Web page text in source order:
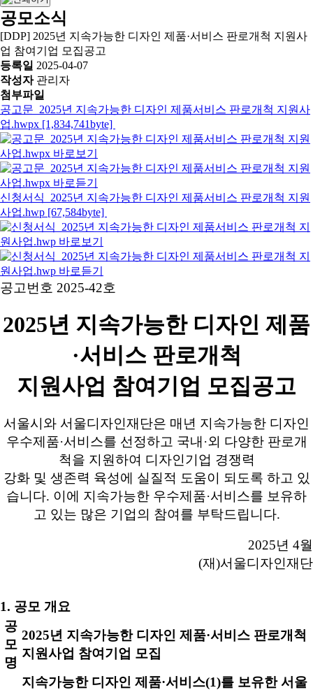
공모소식
[DDP] 2025년 지속가능한 디자인 제품·서비스 판로개척 지원사
업 참여기업 모집공고
등록일 2025-04-07
작성자 관리자
첨부파일
공고문_2025년 지속가능한 디자인 제품서비스 판로개척 지원사
업.hwpx [1,834,741byte]
신청서식_2025년 지속가능한 디자인 제품서비스 판로개척 지원
사업.hwp [67,584byte]
공고번호 2025-42호
2025년 지속가능한 디자인 제품
·서비스 판로개척
지원사업 참여기업 모집공고
서울시와 서울디자인재단은 매년 지속가능한 디자인
우수제품·서비스를 선정하고 국내·외 다양한 판로개
척을 지원하여 디자인기업 경쟁력
강화 및 생존력 육성에 실질적 도움이 되도록 하고 있
습니다. 이에 지속가능한 우수제품·서비스를 보유하
고 있는 많은 기업의 참여를 부탁드립니다.
2025년 4월
(재)서울디자인재단
1. 공모 개요
공
모
명
2025년 지속가능한 디자인 제품·서비스 판로개척
지원사업 참여기업 모집
지속가능한 디자인 제품·서비스(1)를 보유한 서울